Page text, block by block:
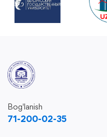
Bog'lanish
71-200-02-35